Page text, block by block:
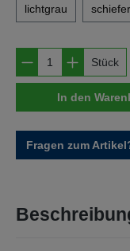
lichtgrau schiefer
Produkt Stück
In den
Fragen zum